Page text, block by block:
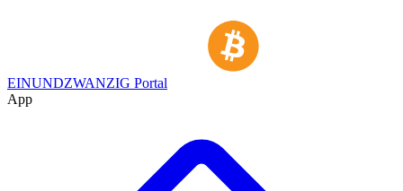
EINUNDZWANZIG Portal
App